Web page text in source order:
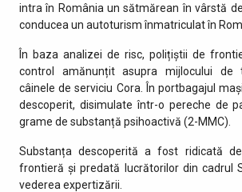
intra în România un sătmărean în vârstă
conducea un autoturism înmatriculat în
În baza analizei de risc, polițiștii de
control amănunțit asupra mijlocului de
câinele de serviciu Cora. În portbagajul
descoperit, disimulate într-o pereche de
grame de substanță psihoactivă (2-MMC).
Substanța descoperită a fost ridicată
frontieră și predată lucrătorilor din cadrul
vederea expertizării.